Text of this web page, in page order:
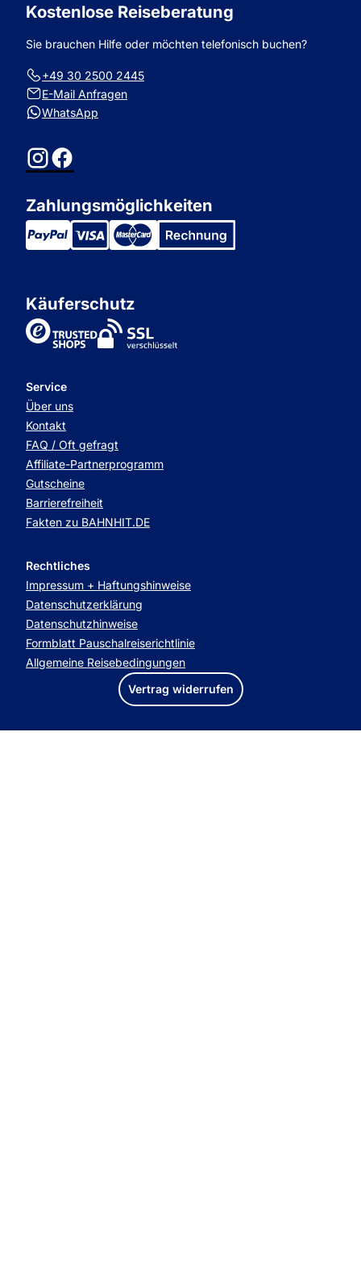
Kostenlose Reiseberatung
Sie brauchen Hilfe oder möchten telefonisch buchen?
+49 30 2500 2445
E-Mail Anfragen
WhatsApp
InstagramFacebook
Zahlungsmöglichkeiten
Käuferschutz
TrustedShops
Service
Über uns
Kontakt
FAQ / Oft gefragt
Affiliate-Partnerprogramm
Gutscheine
Barrierefreiheit
Fakten zu BAHNHIT.DE
Rechtliches
Impressum + Haftungshinweise
Datenschutzerklärung
Datenschutzhinweise
Formblatt Pauschalreiserichtlinie
Allgemeine Reisebedingungen
Vertrag widerrufen